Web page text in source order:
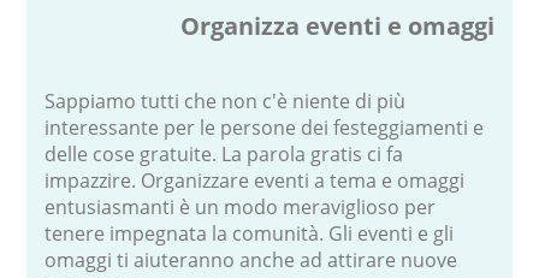
Organizza eventi e omaggi
Sappiamo tutti che non c'è niente di più
interessante per le persone dei festeggiamenti e
delle cose gratuite. La parola gratis ci fa
impazzire. Organizzare eventi a tema e omaggi
entusiasmanti è un modo meraviglioso per
tenere impegnata la comunità. Gli eventi e gli
omaggi ti aiuteranno anche ad attirare nuove